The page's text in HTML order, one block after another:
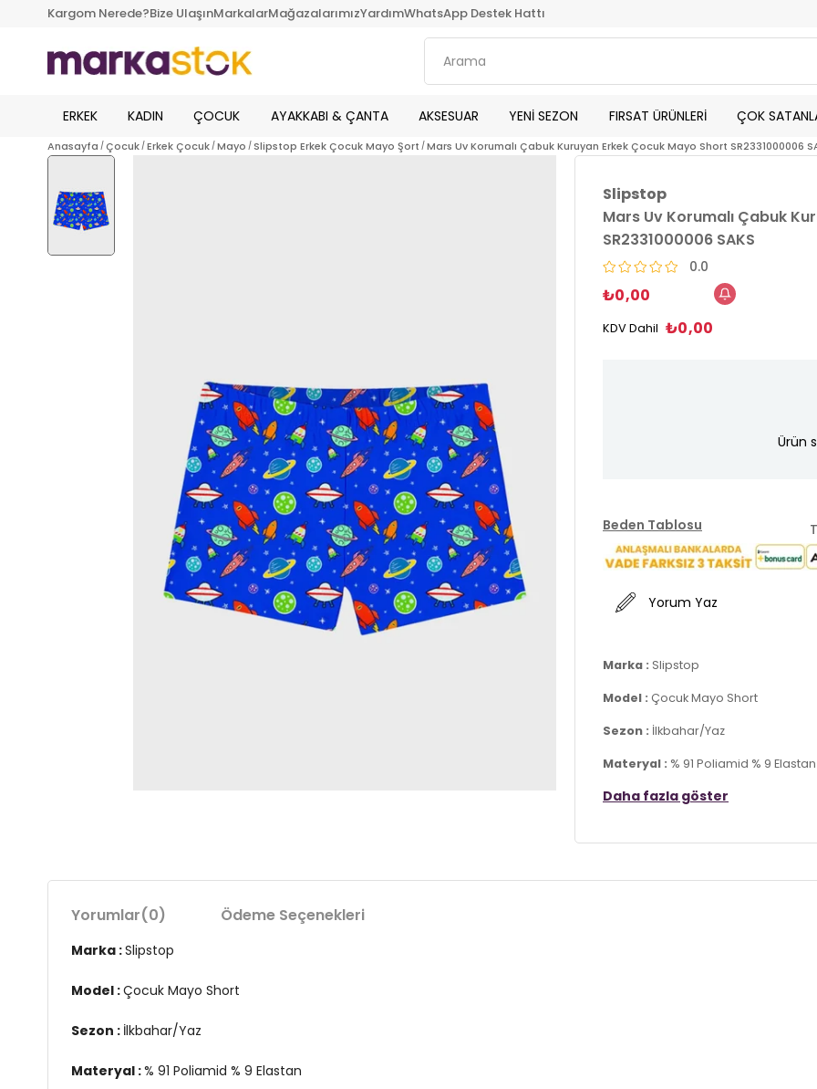
Kargom Nerede?Bize UlaşınMarkalarMağazalarımızYardımWhatsApp Destek Hattı
ERKEK KADIN ÇOCUK AYAKKABI & ÇANTA AKSESUAR YENİ SEZON FIRSAT ÜRÜNLERİ ÇOK
Anasayfa Çocuk Erkek Çocuk Mayo Slipstop Erkek Çocuk Mayo Şort Mars Uv Korumalı Çabuk Kuruyan Erkek Çocuk Mayo Short SR2331000006
Slipstop
Mars Uv Korumalı Çabuk
SR2331000006 SAKS
0.0
₺0,00
KDV Dahil ₺0,00
Ürün
Beden Tablosu
Yorum Yaz
Marka : Slipstop
Model : Çocuk Mayo Short
Sezon : İlkbahar/Yaz
Materyal : % 91 Poliamid % 9 Elastan
Detay :
-Nefes alan ve çabuk kuruyan
Daha fazla göster
Yorumlar(0) Ödeme Seçenekleri
Marka :Slipstop
Model :Çocuk Mayo Short
Sezon : İlkbahar/Yaz
Materyal :% 91 Poliamid % 9 Elastan